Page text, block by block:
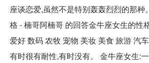
座谈恋爱,虽然不是特别轰轰烈烈的那种
格 - 楠哥阿楠哥 的回答金牛座女生的性
爱好 数码 农牧 宠物 美妆 美食 旅游 汽
有时很有耐性,有时没有。 金牛座女生: